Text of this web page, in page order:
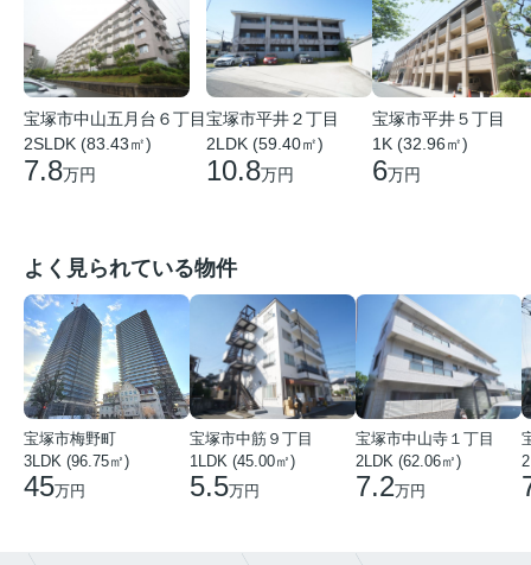
宝塚市中山五月台６丁目
2SLDK (83.43㎡)
7.8万円
宝塚市平井２丁目
2LDK (59.40㎡)
10.8万円
宝塚市平井５丁目
1K (32.96㎡)
6万円
よく見られている物件
宝塚市梅野町
3LDK (96.75㎡)
45万円
宝塚市中筋９丁目
1LDK (45.00㎡)
5.5万円
宝塚市中山寺１丁目
2LDK (62.06㎡)
7.2万円